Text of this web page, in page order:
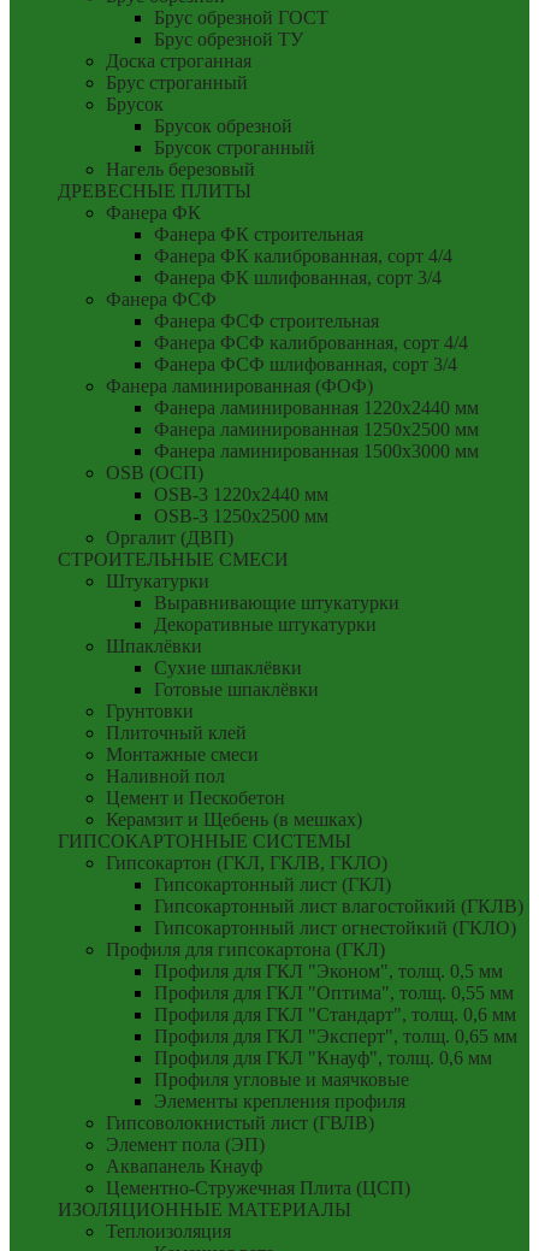
Брус обрезной ГОСТ
Брус обрезной ТУ
Доска строганная
Брус строганный
Брусок
Брусок обрезной
Брусок строганный
Нагель березовый
ДРЕВЕСНЫЕ ПЛИТЫ
Фанера ФК
Фанера ФК строительная
Фанера ФК калиброванная, сорт 4/4
Фанера ФК шлифованная, сорт 3/4
Фанера ФСФ
Фанера ФСФ строительная
Фанера ФСФ калиброванная, сорт 4/4
Фанера ФСФ шлифованная, сорт 3/4
Фанера ламинированная (ФОФ)
Фанера ламинированная 1220x2440 мм
Фанера ламинированная 1250x2500 мм
Фанера ламинированная 1500x3000 мм
OSB (ОСП)
OSB-3 1220x2440 мм
OSB-3 1250x2500 мм
Оргалит (ДВП)
СТРОИТЕЛЬНЫЕ СМЕСИ
Штукатурки
Выравнивающие штукатурки
Декоративные штукатурки
Шпаклёвки
Сухие шпаклёвки
Готовые шпаклёвки
Грунтовки
Плиточный клей
Монтажные смеси
Наливной пол
Цемент и Пескобетон
Керамзит и Щебень (в мешках)
ГИПСОКАРТОННЫЕ СИСТЕМЫ
Гипсокартон (ГКЛ, ГКЛВ, ГКЛО)
Гипсокартонный лист (ГКЛ)
Гипсокартонный лист влагостойкий (ГКЛВ)
Гипсокартонный лист огнестойкий (ГКЛО)
Профиля для гипсокартона (ГКЛ)
Профиля для ГКЛ "Эконом", толщ. 0,5 мм
Профиля для ГКЛ "Оптима", толщ. 0,55 мм
Профиля для ГКЛ "Стандарт", толщ. 0,6 мм
Профиля для ГКЛ "Эксперт", толщ. 0,65 мм
Профиля для ГКЛ "Кнауф", толщ. 0,6 мм
Профиля угловые и маячковые
Элементы крепления профиля
Гипсоволокнистый лист (ГВЛВ)
Элемент пола (ЭП)
Аквапанель Кнауф
Цементно-Стружечная Плита (ЦСП)
ИЗОЛЯЦИОННЫЕ МАТЕРИАЛЫ
Теплоизоляция